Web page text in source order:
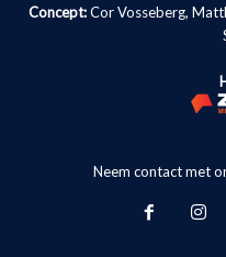
Concept:Cor Vosseberg,
Neem contact met